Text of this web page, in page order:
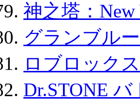
神之塔：New
グランブル
ロブロック
Dr.STONE